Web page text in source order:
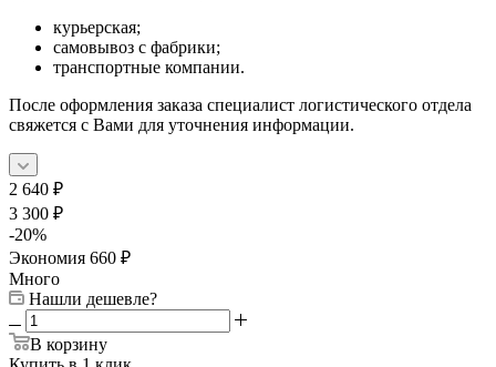
курьерская;
самовывоз с фабрики;
транспортные компании.
После оформления заказа специалист логистического отдела
свяжется с Вами для уточнения информации.
2 640 ₽
3 300 ₽
-20%
Экономия 660 ₽
Много
Нашли дешевле?
В корзину